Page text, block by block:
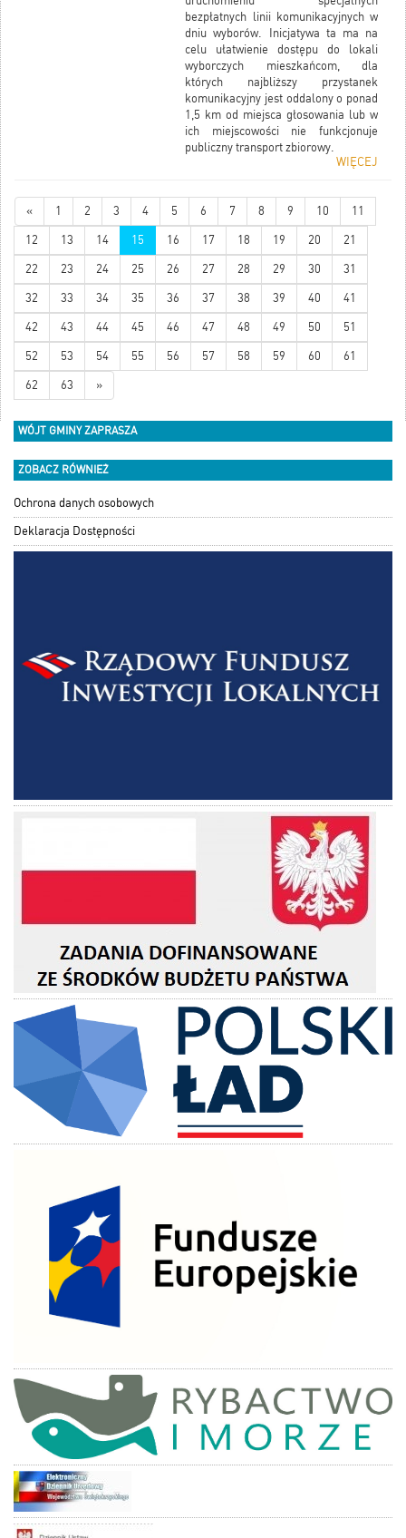
bezpłatnych linii komunikacyjnych w
dniu wyborów. Inicjatywa ta ma na
celu ułatwienie dostępu do lokali
wyborczych mieszkańcom, dla
których najbliższy przystanek
komunikacyjny jest oddalony o ponad
1,5 km od miejsca głosowania lub w
ich miejscowości nie funkcjonuje
publiczny transport zbiorowy.
WIĘCEJ
« 1 2 3 4 5 6 7 8 9 10 11
12 13 14 15 16 17 18 19 20 21
22 23 24 25 26 27 28 29 30 31
32 33 34 35 36 37 38 39 40 41
42 43 44 45 46 47 48 49 50 51
52 53 54 55 56 57 58 59 60 61
62 63 »
WÓJT GMINY ZAPRASZA
ZOBACZ RÓWNIEŻ
Ochrona danych osobowych
Deklaracja Dostępności